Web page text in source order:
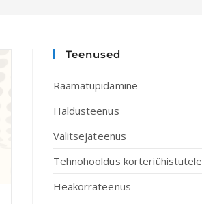
Teenused
Raamatupidamine
Haldusteenus
Valitsejateenus
Tehnohooldus korteriühistutele
Heakorrateenus